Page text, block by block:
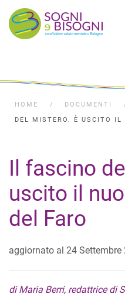
HOME DOCUMENTI
DEL MISTERO. È USCITO IL
Il fascino
uscito il
del Faro
aggiornato al 24 Settembre
di Maria Berri, redattrice di